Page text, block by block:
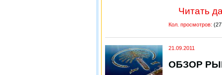
Читать
Кол. просмотров:
21.09.2011
ОБЗОР